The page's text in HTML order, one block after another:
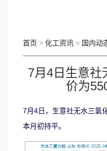
首页 > 化工资讯 > 国内动
7月4日生意社
价为
7月4日，生意社无水三氯
本月初持平。